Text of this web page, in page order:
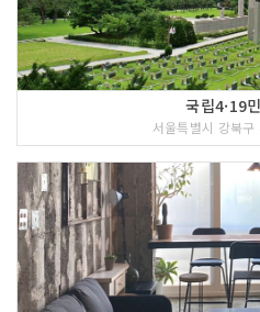
국립4·19
서울특별시 강북